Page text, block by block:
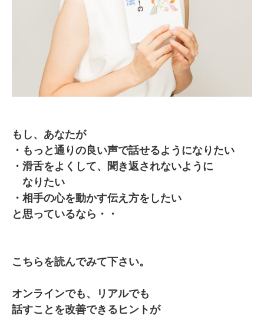
もし、あなたが
・もっと通りの良い声で話せるようになりたい
・滑舌をよくして、聞き返されないように
なりたい
・相手の心を動かす伝え方をしたい
と思っているなら・・
こちらを読んでみて下さい。
オンラインでも、リアルでも
話すことを改善できるヒントが